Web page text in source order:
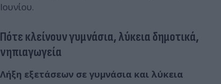
Ιουνίου.
Πότε κλείνουν γυμνάσια, λύκεια δημοτικά,
νηπιαγωγεία
Λήξη εξετάσεων σε γυμνάσια και λύκεια